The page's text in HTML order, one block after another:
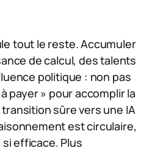
tout le reste. Accumuler
de calcul, des talents
politique : non pas
payer » pour accomplir la
sûre vers une IA
est circulaire,
si efficace. Plus